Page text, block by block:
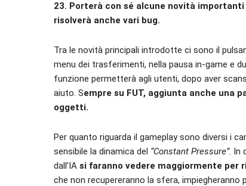
23. Porterà con sé alcune novità
risolverà anche vari bug.
Tra le novità principali introdotte ci sono il
menu dei trasferimenti, nella pausa in-game e
funzione permetterà agli utenti, dopo aver
aiuto. Sempre su FUT, aggiunta anche una
oggetti.
Per quanto riguarda il gameplay sono diversi i
sensibile la dinamica del “Constant Pressure”. In
dall’IA si faranno vedere maggiormente per
che non recupereranno la sfera, impiegheranno